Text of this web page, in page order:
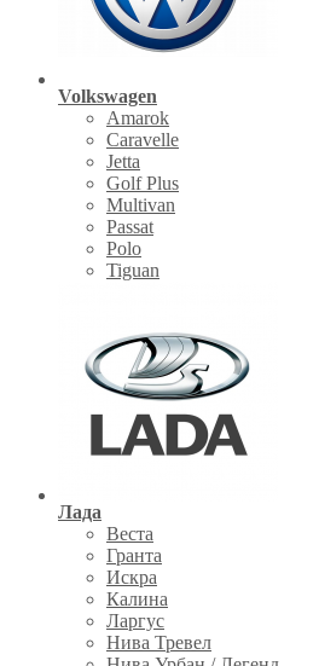
Volkswagen
Amarok
Caravelle
Jetta
Golf Plus
Multivan
Passat
Polo
Tiguan
Лада
Веста
Гранта
Искра
Калина
Ларгус
Нива Тревел